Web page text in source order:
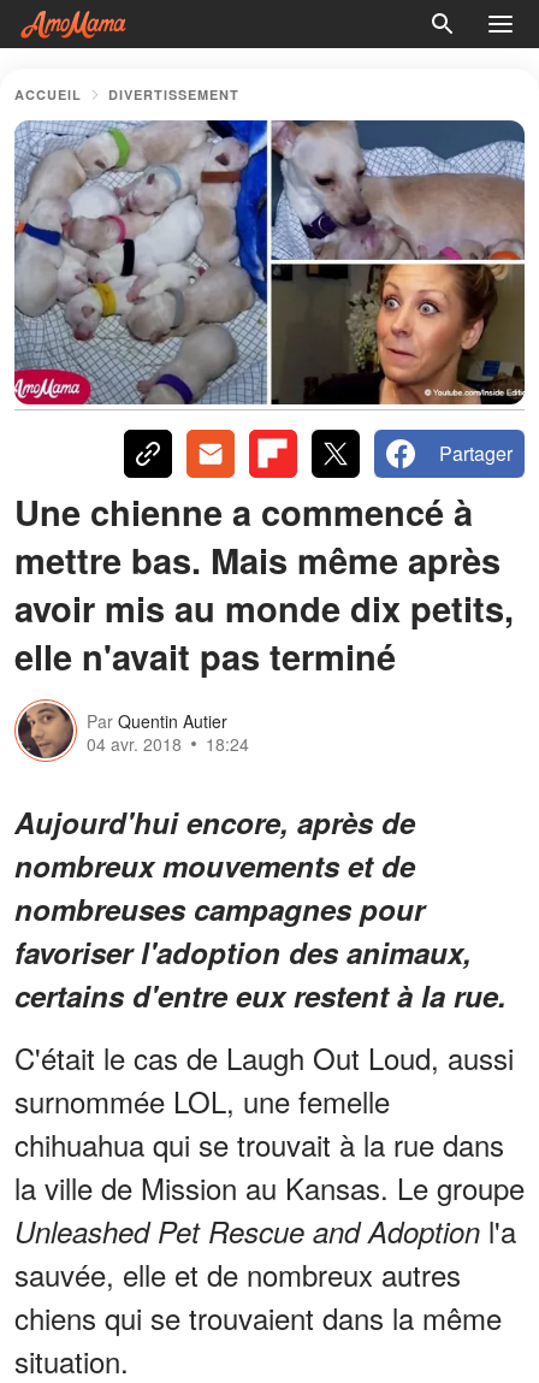
ACCUEIL DIVERTISSEMENT
Partager
Une chienne a commencé à
mettre bas. Mais même après
avoir mis au monde dix petits,
elle n'avait pas terminé
Par Quentin Autier
04 avr. 2018
18:24
Aujourd'hui encore, après de
nombreux mouvements et de
nombreuses campagnes pour
favoriser l'adoption des animaux,
certains d'entre eux restent à la rue.
C'était le cas de Laugh Out Loud, aussi
surnommée LOL, une femelle
chihuahua qui se trouvait à la rue dans
la ville de Mission au Kansas. Le groupe
Unleashed Pet Rescue and Adoption l'a
sauvée, elle et de nombreux autres
chiens qui se trouvaient dans la même
situation.